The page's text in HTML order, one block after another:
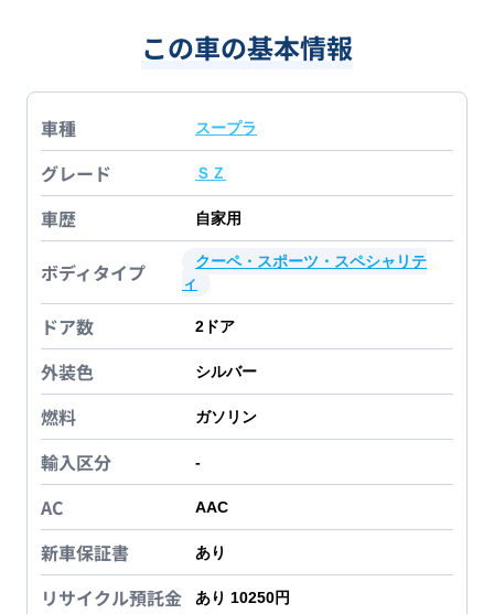
この車の基本情報
車種 スープラ
グレード ＳＺ
車歴 自家用
ボディタイプ
クーペ・スポーツ・スペシャリテ
ィ
ドア数 2 ドア
外装色 シルバー
燃料 ガソリン
輸入区分 -
AC AAC
新車保証書 あり
リサイクル預託金 あり 10250円